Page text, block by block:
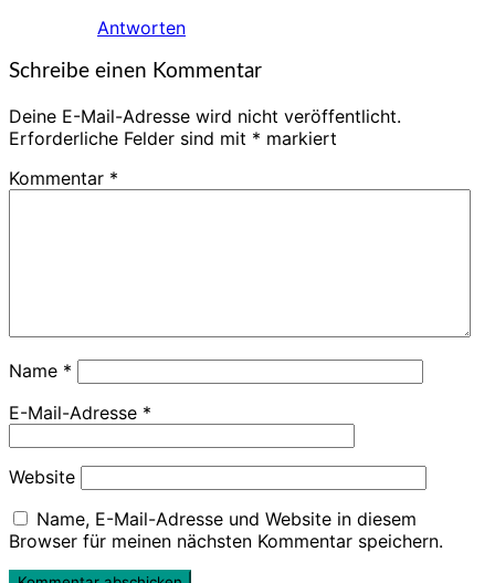
Antworten
Schreibe einen Kommentar
Deine E-Mail-Adresse wird nicht veröffentlicht.
Erforderliche Felder sind mit * markiert
Kommentar *
Name *
E-Mail-Adresse *
Website
Name, E-Mail-Adresse und Website in diesem
Browser für meinen nächsten Kommentar speichern.